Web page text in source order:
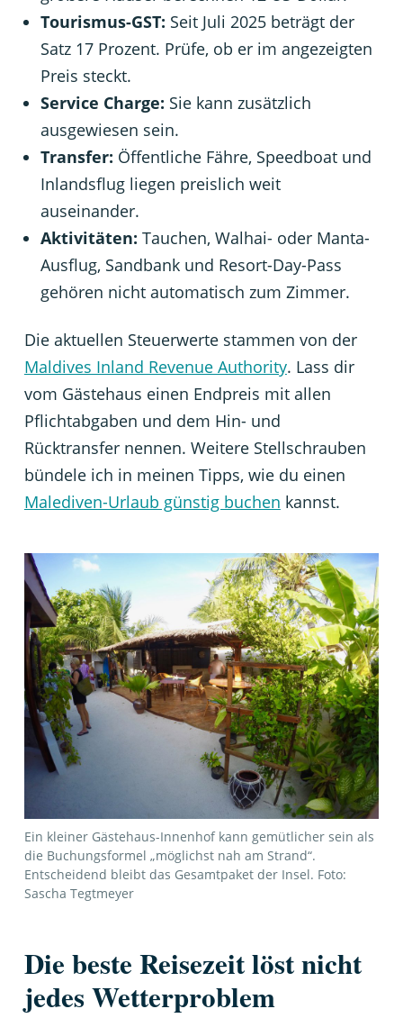
Tourismus-GST: Seit Juli 2025 beträgt der
Satz 17 Prozent. Prüfe, ob er im angezeigten
Preis steckt.
Service Charge: Sie kann zusätzlich
ausgewiesen sein.
Transfer: Öffentliche Fähre, Speedboat und
Inlandsflug liegen preislich weit
auseinander.
Aktivitäten: Tauchen, Walhai- oder Manta-
Ausflug, Sandbank und Resort-Day-Pass
gehören nicht automatisch zum Zimmer.
Die aktuellen Steuerwerte stammen von der
Maldives Inland Revenue Authority. Lass dir
vom Gästehaus einen Endpreis mit allen
Pflichtabgaben und dem Hin- und
Rücktransfer nennen. Weitere Stellschrauben
bündele ich in meinen Tipps, wie du einen
Malediven-Urlaub günstig buchen kannst.
Ein kleiner Gästehaus-Innenhof kann gemütlicher sein als
die Buchungsformel „möglichst nah am Strand“.
Entscheidend bleibt das Gesamtpaket der Insel. Foto:
Sascha Tegtmeyer
Die beste Reisezeit löst nicht
jedes Wetterproblem